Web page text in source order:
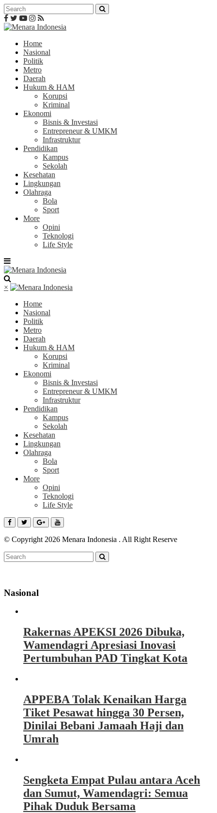
Home
Nasional
Politik
Metro
Daerah
Hukum & HAM
Korupsi
Kriminal
Ekonomi
Bisnis & Investasi
Entrepreneur & UMKM
Infrastruktur
Pendidikan
Kampus
Sekolah
Kesehatan
Lingkungan
Olahraga
Bola
Sport
More
Opini
Teknologi
Life Style
×
Home
Nasional
Politik
Metro
Daerah
Hukum & HAM
Korupsi
Kriminal
Ekonomi
Bisnis & Investasi
Entrepreneur & UMKM
Infrastruktur
Pendidikan
Kampus
Sekolah
Kesehatan
Lingkungan
Olahraga
Bola
Sport
More
Opini
Teknologi
Life Style
© Copyright 2026 Menara Indonesia . All Right Reserve
Nasional
Rakernas APEKSI 2026 Dibuka,
Wamendagri Apresiasi Inovasi
Pertumbuhan PAD Tingkat Kota
APPEBA Tolak Kenaikan Harga
Tiket Pesawat hingga 30 Persen,
Dinilai Bebani Jamaah Haji dan
Umrah
Sengketa Empat Pulau antara Aceh
dan Sumut, Wamendagri: Semua
Pihak Duduk Bersama